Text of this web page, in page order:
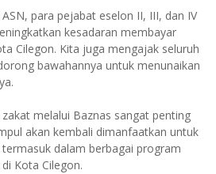
para pejabat eselon II, III, dan IV
kesadaran membayar
Cilegon. Kita juga mengajak seluruh
bawahannya untuk menunaikan
melalui Baznas sangat penting
akan kembali dimanfaatkan untuk
dalam berbagai program
Kota Cilegon.